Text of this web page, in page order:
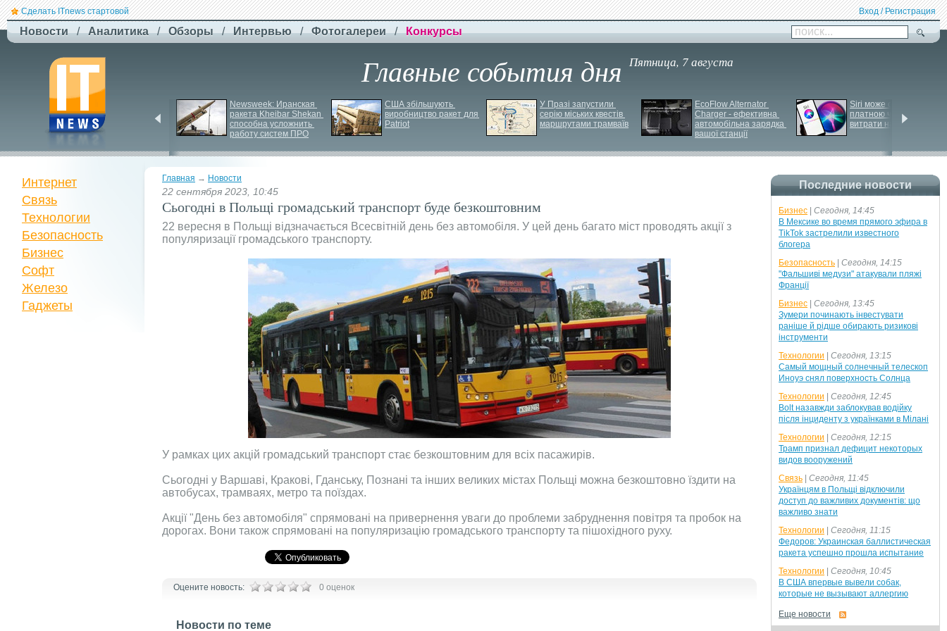
Сделать ITnews стартовой Вход / Регистрация
Новости / Аналитика / Обзоры / Интервью / Фотогалереи / Конкурсы поиск...
Главные события дня Пятница, 7 августа
плату за ручну поклажу
Newsweek: Иранская
ракета Kheibar Shekan
способна усложнить
работу систем ПРО
США збільшують
виробництво ракет для
Patriot
У Празі запустили
серію міських квестів
маршрутами трамваїв
EcoFlow Alternator
Charger - ефективна
автомобільна зарядка
вашої станції
Siri може стати
платною через високі
витрати на роботу ІІ
Главная → Новости
22 сентября 2023, 10:45
Сьогодні в Польщі громадський транспорт буде безкоштовним
22 вересня в Польщі відзначається Всесвітній день без автомобіля. У цей день багато міст проводять акції з
популяризації громадського транспорту.
У рамках цих акцій громадський транспорт стає безкоштовним для всіх пасажирів.
Сьогодні у Варшаві, Кракові, Гданську, Познані та інших великих містах Польщі можна безкоштовно їздити на
автобусах, трамваях, метро та поїздах.
Акції "День без автомобіля" спрямовані на привернення уваги до проблеми забруднення повітря та пробок на
дорогах. Вони також спрямовані на популяризацію громадського транспорту та пішохідного руху.
Оцените новость: 0 оценок
Новости по теме
Интернет
Связь
Технологии
Безопасность
Бизнес
Софт
Железо
Гаджеты
Последние новости
Бизнес
Сегодня, 14:45
В Мексике во время прямого эфира в
TikTok застрелили известного
блогера
Безопасность
Сегодня, 14:15
"Фальшиві медузи" атакували пляжі
Франції
Бизнес
Сегодня, 13:45
Зумери починають інвестувати
раніше й рідше обирають ризикові
інструменти
Технологии
Сегодня, 13:15
Самый мощный солнечный телескоп
Иноуэ снял поверхность Солнца
Технологии
Сегодня, 12:45
Bolt назавжди заблокував водійку
після інциденту з українками в Мілані
Технологии
Сегодня, 12:15
Трамп признал дефицит некоторых
видов вооружений
Связь
Сегодня, 11:45
Українцям в Польщі відключили
доступ до важливих документів: що
важливо знати
Технологии
Сегодня, 11:15
Федоров: Украинская баллистическая
ракета успешно прошла испытание
Технологии
Сегодня, 10:45
В США впервые вывели собак,
которые не вызывают аллергию
Еще новости